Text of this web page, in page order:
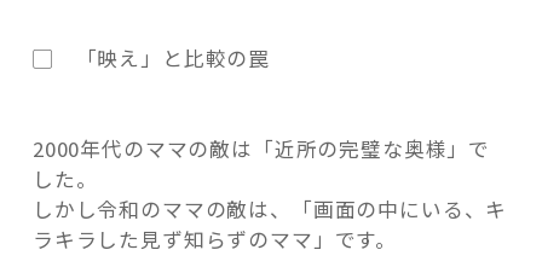
▢ 「映え」と比較の罠
2000年代のママの敵は「近所の完璧な奥様」で
した。
しかし令和のママの敵は、「画面の中にいる、キ
ラキラした見ず知らずのママ」です。